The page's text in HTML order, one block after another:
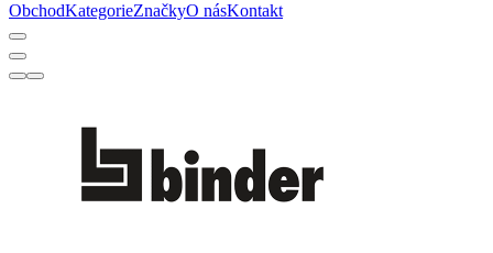
ObchodKategorieZnačkyO násKontakt